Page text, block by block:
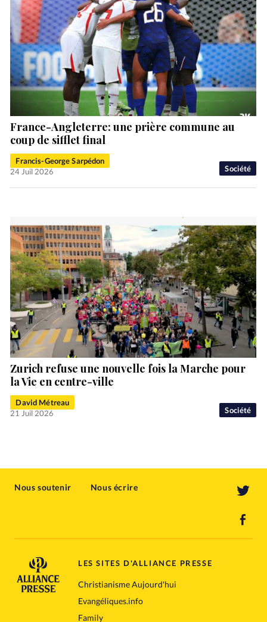
Société
France-Angleterre: une prière commune au
coup de sifflet final
Francis-George Sarpédon
24 Juil 2026
Société
Zurich refuse une nouvelle fois la Marche pour
la Vie en centre-ville
David Métreau
21 Juil 2026
Nous soutenir Nous écrire
LES SITES D'ALLIANCE PRESSE
Christianisme Aujourd'hui
Evangéliques.info
Family